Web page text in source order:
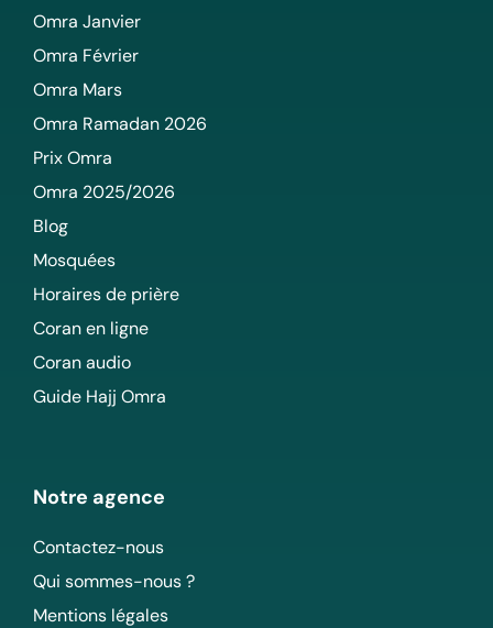
Omra Janvier
Omra Février
Omra Mars
Omra Ramadan 2026
Prix Omra
Omra 2025/2026
Blog
Mosquées
Horaires de prière
Coran en ligne
Coran audio
Guide Hajj Omra
Notre agence
Contactez-nous
Qui sommes-nous ?
Mentions légales